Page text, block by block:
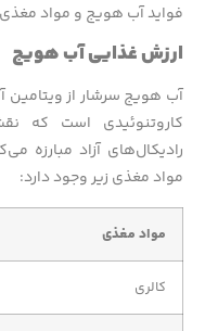
فواید آب هویج و مواد
ارزش غذایی آب هویج
آب هویج سرشار از ویتامین
کاروتنوئیدی است که
مواد مغذی زیر وجود دارد:
مواد مغذی
کالری